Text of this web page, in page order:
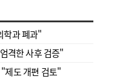
학과 폐과"
격한 사후 검증"
제도 개편 검토"